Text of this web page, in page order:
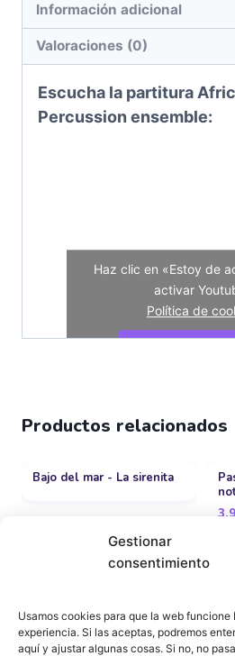
Gestionar
consentimiento
Usamos cookies para que la web funcione
experiencia. Si las aceptas, podremos
aquí y ajustar algunas cosas. Si no, no
Información adicional
Valoraciones (0)
Escucha la partitura
Percussion ensemble:
Haz clic en «Estoy de
activar
Política de
Productos relacionados
Bajo del mar - La sirenita
You'll be in my heart -